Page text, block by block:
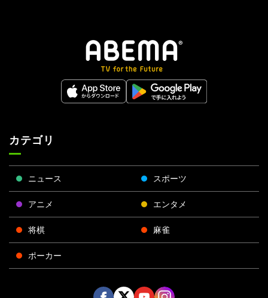
カテゴリ
ニュース スポーツ
アニメ エンタメ
将棋 麻雀
ポーカー